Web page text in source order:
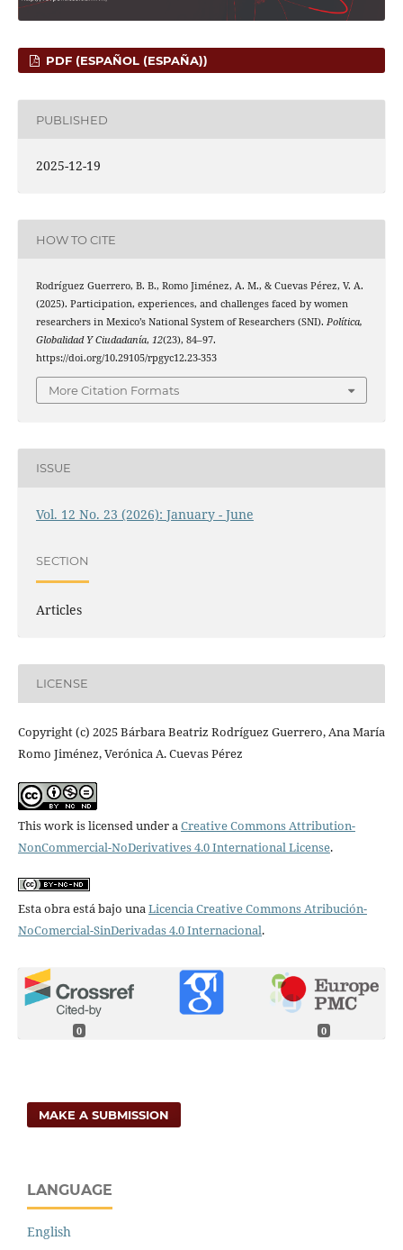
PDF (ESPAÑOL (ESPAÑA))
PUBLISHED
2025-12-19
HOW TO CITE
Rodríguez Guerrero, B. B., Romo Jiménez, A. M., & Cuevas Pérez, V. A.
(2025). Participation, experiences, and challenges faced by women
researchers in Mexico’s National System of Researchers (SNI). Política,
Globalidad Y Ciudadanía, 12(23), 84–97.
https://doi.org/10.29105/rpgyc12.23-353
More Citation Formats
ISSUE
Vol. 12 No. 23 (2026): January - June
SECTION
Articles
LICENSE
Copyright (c) 2025 Bárbara Beatriz Rodríguez Guerrero, Ana María
Romo Jiménez, Verónica A. Cuevas Pérez
This work is licensed under aCreative Commons Attribution-
NonCommercial-NoDerivatives 4.0 International License.
Esta obra está bajo unaLicencia Creative Commons Atribución-
NoComercial-SinDerivadas 4.0 Internacional.
0 0
MAKE A SUBMISSION
LANGUAGE
English